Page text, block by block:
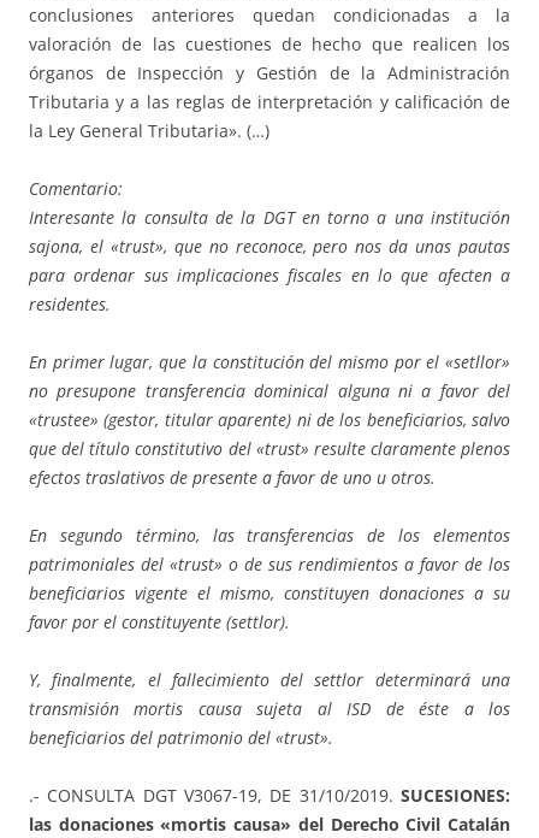
conclusiones anteriores quedan condicionadas a la
valoración de las cuestiones de hecho que realicen los
órganos de Inspección y Gestión de la Administración
Tributaria y a las reglas de interpretación y calificación de
la Ley General Tributaria». (…)
Comentario:
Interesante la consulta de la DGT en torno a una institución
sajona, el «trust», que no reconoce, pero nos da unas pautas
para ordenar sus implicaciones fiscales en lo que afecten a
residentes.
En primer lugar, que la constitución del mismo por el «setllor»
no presupone transferencia dominical alguna ni a favor del
«trustee» (gestor, titular aparente) ni de los beneficiarios, salvo
que del título constitutivo del «trust» resulte claramente plenos
efectos traslativos de presente a favor de uno u otros.
En segundo término, las transferencias de los elementos
patrimoniales del «trust» o de sus rendimientos a favor de los
beneficiarios vigente el mismo, constituyen donaciones a su
favor por el constituyente (settlor).
Y, finalmente, el fallecimiento del settlor determinará una
transmisión mortis causa sujeta al ISD de éste a los
beneficiarios del patrimonio del «trust».
.- CONSULTA DGT V3067-19, DE 31/10/2019. SUCESIONES:
las donaciones «mortis causa» del Derecho Civil Catalán